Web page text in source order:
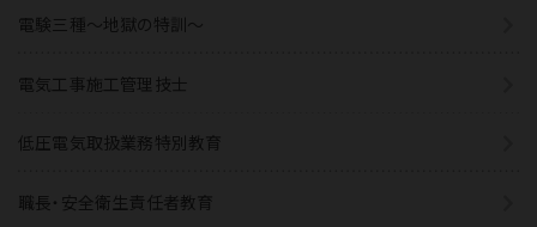
電験三種〜地獄の特訓〜
電気工事施工管理技士
低圧電気取扱業務特別教育
職長・安全衛生責任者教育